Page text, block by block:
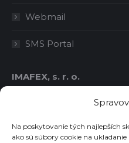
Na poskytovanie tých najlepších
ako sú súbory cookie na
Webmail
SMS Portal
IMAFEX, s. r. o.
IČ DPH: SK2021763986